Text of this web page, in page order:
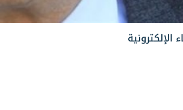
الإلكترونية